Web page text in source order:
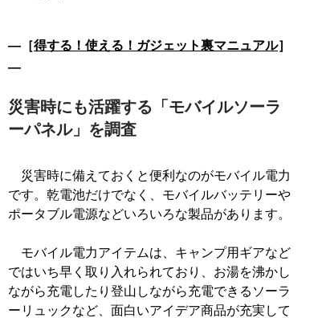
―［得する！使える！ガジェット裏マニュアル］
―
災害時にも活躍する「モバイルソーラ
ーパネル」を調査
災害時に備えておくと便利なのがモバイル電力
です。乾電池だけでなく、モバイルバッテリーや
ポータブル電源などいろいろな製品があります。
モバイル電力アイテムは、キャンプ用ギアなど
ではいち早く取り入れられており、お湯を沸かし
ながら充電したり登山しながら充電できるソーラ
ーリュックなど、面白いアイデア商品が充実して